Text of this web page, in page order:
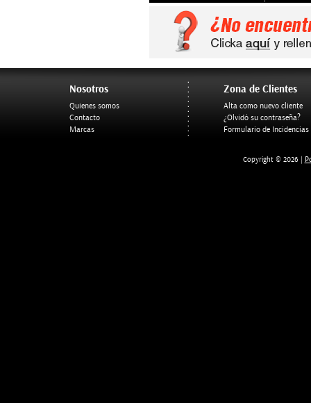
Nosotros
Quienes somos
Contacto
Marcas
Zona de Clientes
Alta como nuevo cliente
¿Olvidó su contraseña?
Formulario de Incidencias
Copyright © 2026 |